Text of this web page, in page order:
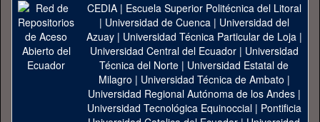
CEDIA| Escuela Superior Politécnica del Litoral
| Universidad de Cuenca| Universidad del
Azuay| Universidad Técnica Particular de Loja|
Universidad Central del Ecuador| Universidad
Técnica del Norte | Universidad Estatal de
Milagro | Universidad Técnica de Ambato |
Universidad Regional Autónoma de los Andes|
Universidad Tecnológica Equinoccial| Pontificia